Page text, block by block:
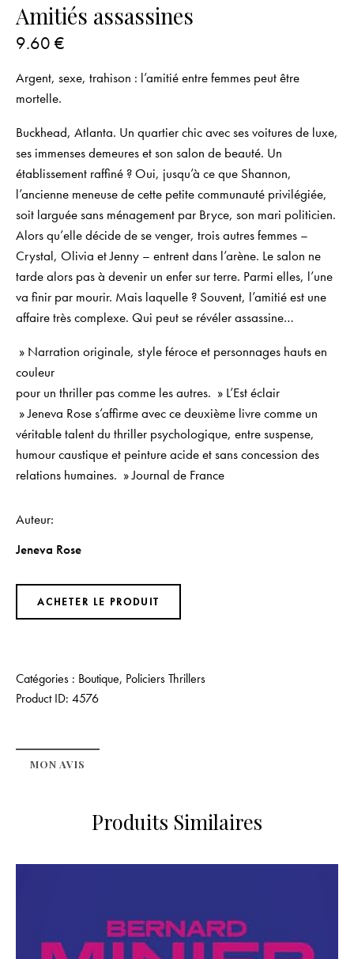
Amitiés assassines
9.60 €
Argent, sexe, trahison : l’amitié entre femmes peut être
mortelle.
Buckhead, Atlanta. Un quartier chic avec ses voitures de luxe,
ses immenses demeures et son salon de beauté. Un
établissement raffiné ? Oui, jusqu’à ce que Shannon,
l’ancienne meneuse de cette petite communauté privilégiée,
soit larguée sans ménagement par Bryce, son mari politicien.
Alors qu’elle décide de se venger, trois autres femmes –
Crystal, Olivia et Jenny – entrent dans l’arène. Le salon ne
tarde alors pas à devenir un enfer sur terre. Parmi elles, l’une
va finir par mourir. Mais laquelle ? Souvent, l’amitié est une
affaire très complexe. Qui peut se révéler assassine…
» Narration originale, style féroce et personnages hauts en
couleur
pour un thriller pas comme les autres. » L’Est éclair
» Jeneva Rose s’affirme avec ce deuxième livre comme un
véritable talent du thriller psychologique, entre suspense,
humour caustique et peinture acide et sans concession des
relations humaines. »Journal de France
Auteur
Jeneva Rose
ACHETER LE PRODUIT
Catégories : Boutique, Policiers Thrillers
Product ID: 4576
MON AVIS
Produits Similaires